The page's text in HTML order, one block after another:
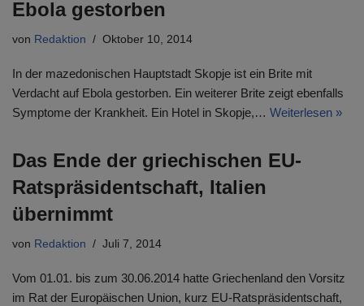
Ebola gestorben
von Redaktion Oktober 10, 2014
In der mazedonischen Hauptstadt Skopje ist ein Brite mit
Verdacht auf Ebola gestorben. Ein weiterer Brite zeigt ebenfalls
Symptome der Krankheit. Ein Hotel in Skopje,… Weiterlesen »
Das Ende der griechischen EU-
Ratspräsidentschaft, Italien
übernimmt
von Redaktion Juli 7, 2014
Vom 01.01. bis zum 30.06.2014 hatte Griechenland den Vorsitz
im Rat der Europäischen Union, kurz EU-Ratspräsidentschaft,